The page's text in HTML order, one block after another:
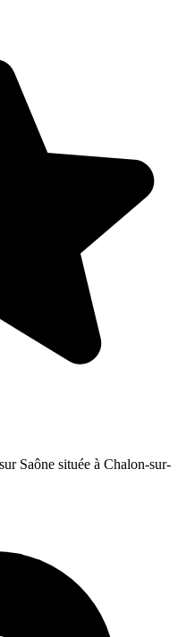
Saône située à Chalon-sur-